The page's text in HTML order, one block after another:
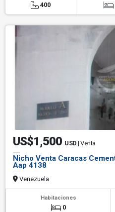
400
US$1,500 USD | Venta
Nicho Venta Caracas
Aap 4138
Venezuela
Habitaciones
0